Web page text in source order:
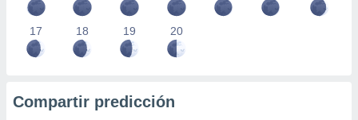
17 18 19 20
Compartir predicción